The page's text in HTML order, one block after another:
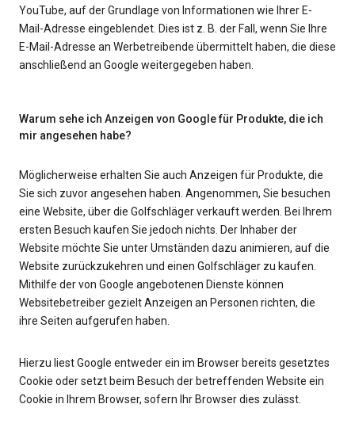
YouTube, auf der Grundlage von Informationen wie Ihrer E-
Mail-Adresse eingeblendet. Dies ist z. B. der Fall, wenn Sie Ihre
E-Mail-Adresse an Werbetreibende übermittelt haben, die diese
anschließend an Google weitergegeben haben.
Warum sehe ich Anzeigen von Google für Produkte, die ich
mir angesehen habe?
Möglicherweise erhalten Sie auch Anzeigen für Produkte, die
Sie sich zuvor angesehen haben. Angenommen, Sie besuchen
eine Website, über die Golfschläger verkauft werden. Bei Ihrem
ersten Besuch kaufen Sie jedoch nichts. Der Inhaber der
Website möchte Sie unter Umständen dazu animieren, auf die
Website zurückzukehren und einen Golfschläger zu kaufen.
Mithilfe der von Google angebotenen Dienste können
Websitebetreiber gezielt Anzeigen an Personen richten, die
ihre Seiten aufgerufen haben.
Hierzu liest Google entweder ein im Browser bereits gesetztes
Cookie oder setzt beim Besuch der betreffenden Website ein
Cookie in Ihrem Browser, sofern Ihr Browser dies zulässt.